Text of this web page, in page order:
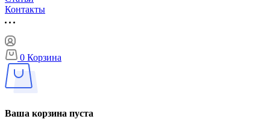
Контакты
0 Корзина
Ваша корзина пуста